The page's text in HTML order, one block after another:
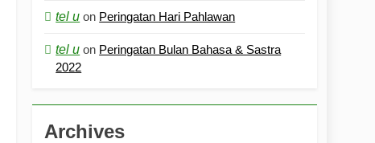
tel u on Peringatan Hari Pahlawan
tel u on Peringatan Bulan Bahasa & Sastra
2022
Archives